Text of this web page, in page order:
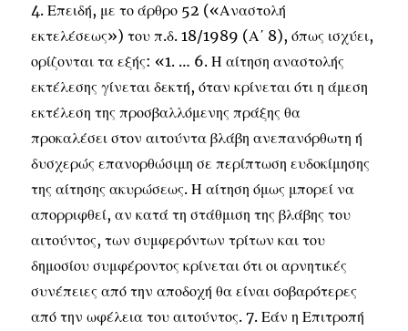
4. Επειδή, με το άρθρο 52 («Αναστολή
εκτελέσεως») του π.δ. 18/1989 (Α΄ 8), όπως ισχύει,
ορίζονται τα εξής: «1. … 6. Η αίτηση αναστολής
εκτέλεσης γίνεται δεκτή, όταν κρίνεται ότι η άμεση
εκτέλεση της προσβαλλόμενης πράξης θα
προκαλέσει στον αιτούντα βλάβη ανεπανόρθωτη ή
δυσχερώς επανορθώσιμη σε περίπτωση ευδοκίμησης
της αίτησης ακυρώσεως. Η αίτηση όμως μπορεί να
απορριφθεί, αν κατά τη στάθμιση της βλάβης του
αιτούντος, των συμφερόντων τρίτων και του
δημοσίου συμφέροντος κρίνεται ότι οι αρνητικές
συνέπειες από την αποδοχή θα είναι σοβαρότερες
από την ωφέλεια του αιτούντος. 7. Εάν η Επιτροπή